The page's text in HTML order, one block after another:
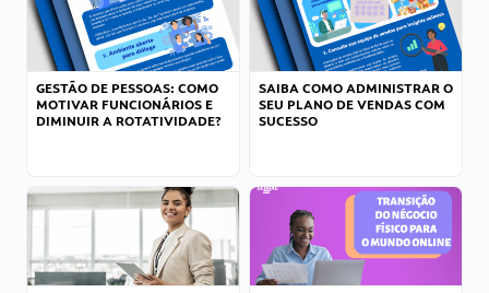
GESTÃO DE PESSOAS: COMO
MOTIVAR FUNCIONÁRIOS E
DIMINUIR A ROTATIVIDADE?
SAIBA COMO ADMINISTRAR O
SEU PLANO DE VENDAS COM
SUCESSO